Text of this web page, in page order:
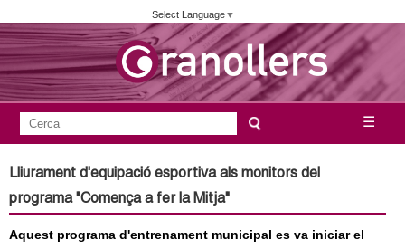
Vés
al
contingut
Select Language▼
u
n
☰
F
o
m
u
e
r
Lliurament d'equipació esportiva als monitors del
programa "Comença a fer la Mitja"
Aquest programa d'entrenament municipal es va iniciar el